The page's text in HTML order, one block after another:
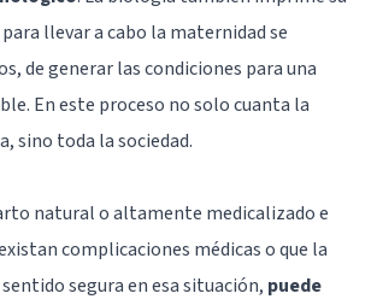
llevar a cabo la maternidad se
de generar las condiciones para una
En este proceso no solo cuanta la
sino toda la sociedad.
natural o altamente medicalizado e
complicaciones médicas o que la
segura en esa situación, puede